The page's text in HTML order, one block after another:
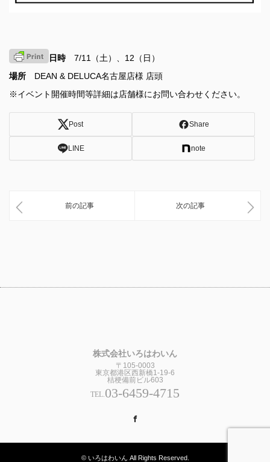
日時 7/11（土）、12（日）
場所 DEAN & DELUCA名古屋店様 店頭
※イベント開催時間等詳細は店舗様にお問い合わせください。
Post Share
LINE note
前の記事 次の記事
株式会社いろはわいん
〒105-0003
東京都港区西新橋1-19-6
桔梗備前ビル603
TEL.03-6459-4715
© いろはわいん All Rights Reserved.